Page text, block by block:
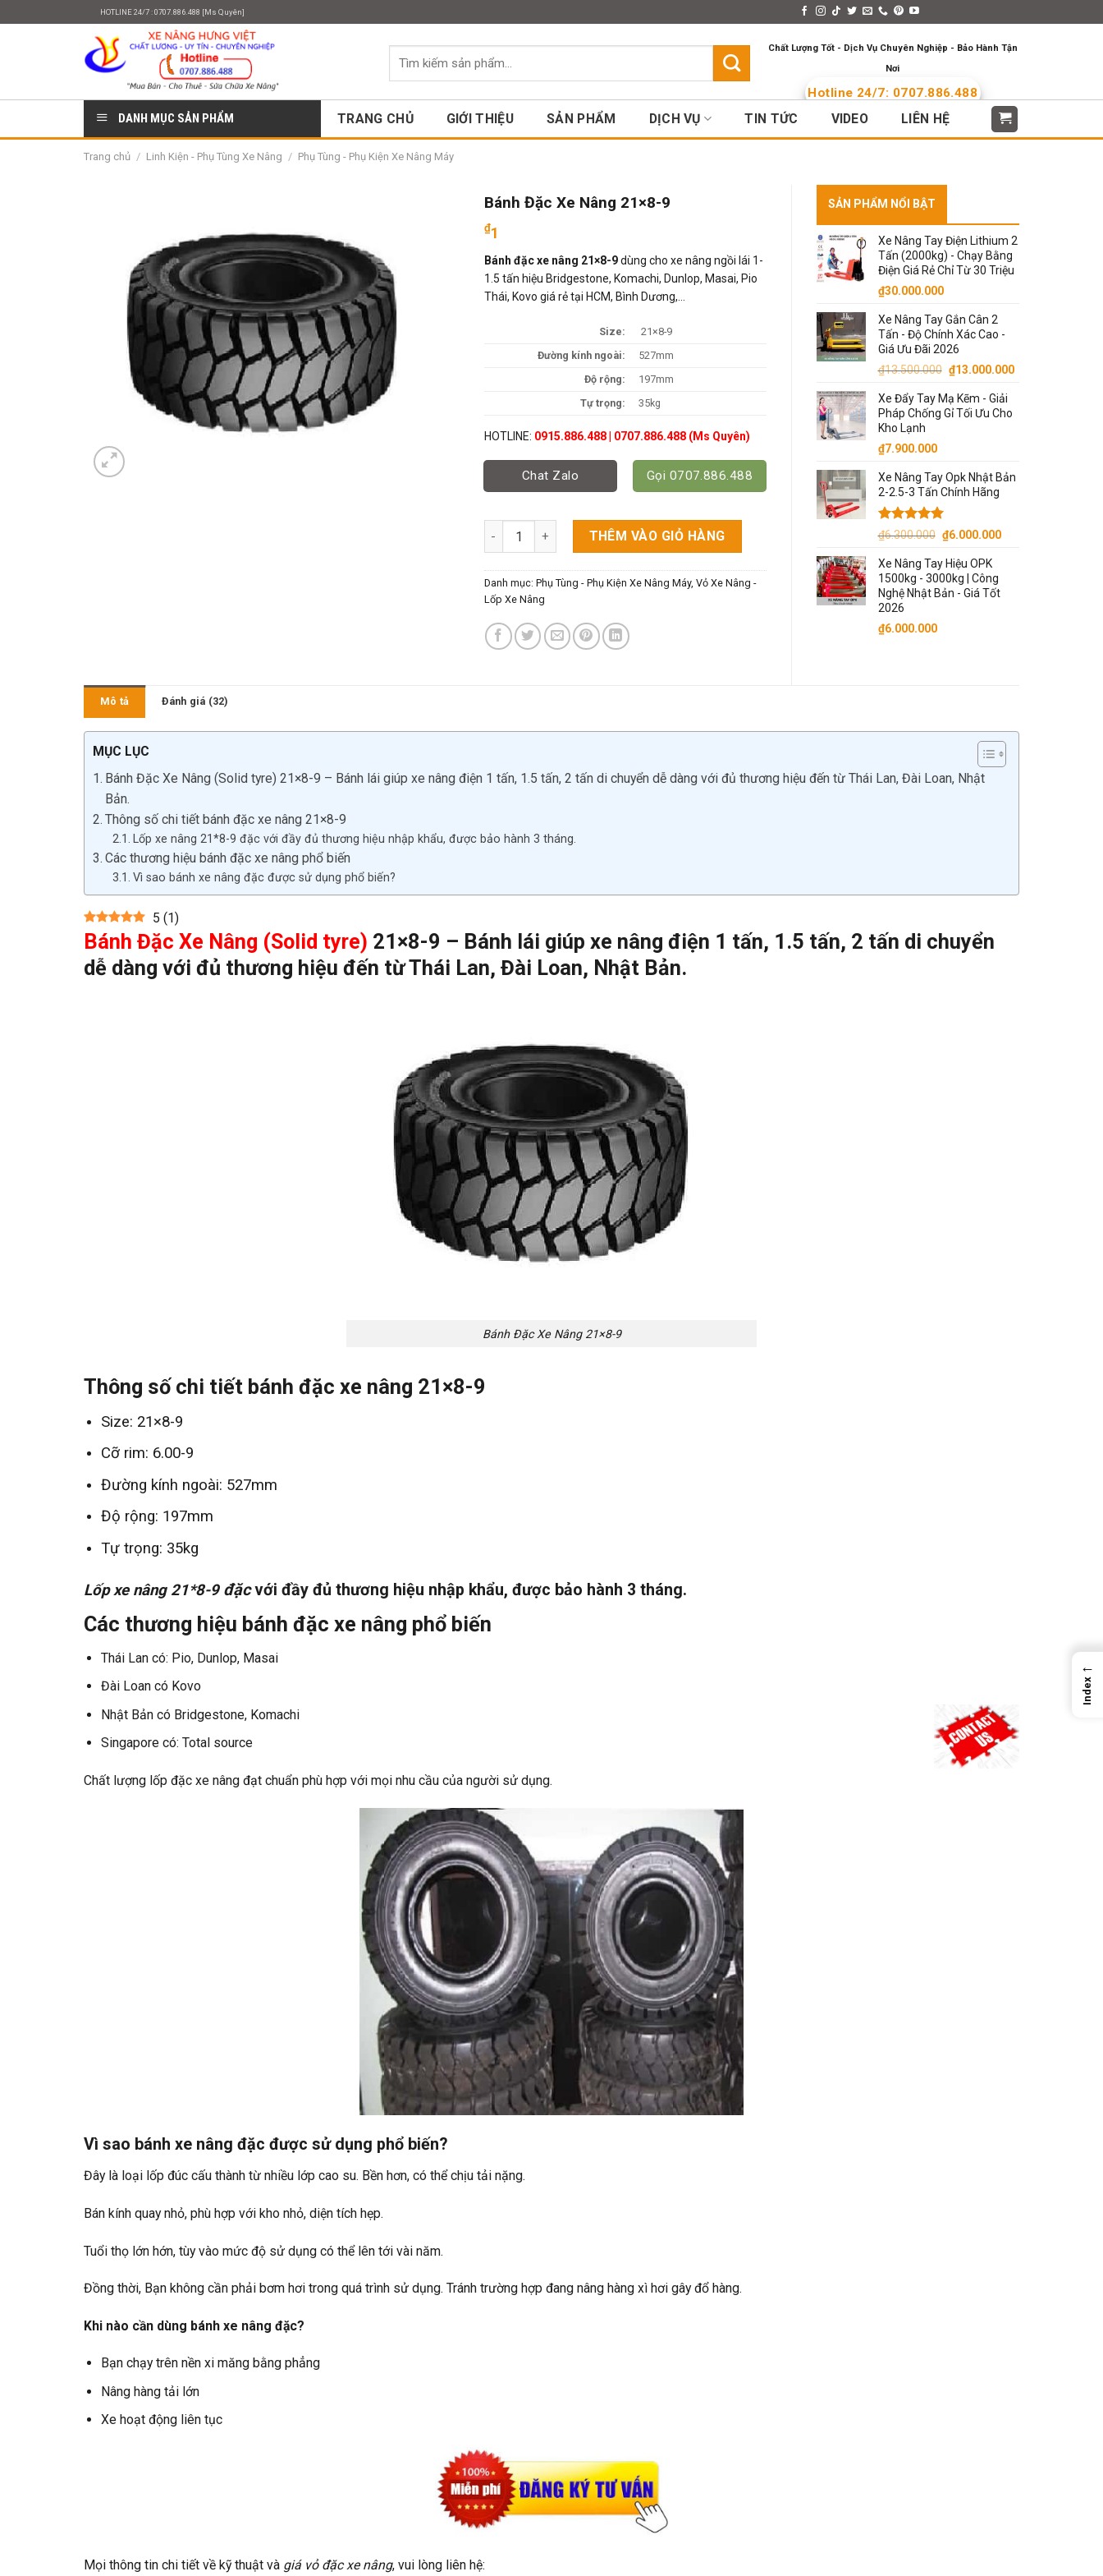
HOTLINE 24/7 : 0707.886.488 [Ms Quyên]
Tìm
Chất Lượng Tốt - Dịch Vụ Chuyên Nghiệp - Bảo Hành Tận
Nơi
Hotline 24/7: 0707.886.488
DANH MỤC SẢN PHẨM
TRANG CHỦ GIỚI THIỆU SẢN PHẨM DỊCH VỤ TIN TỨC VIDEO LIÊN HỆ
Trang chủ / Linh Kiện - Phụ Tùng Xe Nâng / Phụ Tùng - Phụ Kiện Xe Nâng Máy
Bánh Đặc Xe Nâng 21×8-9
₫1
Bánh đặc xe nâng 21×8-9dùng cho xe nâng ngồi lái 1-
1.5 tấn hiệu Bridgestone, Komachi, Dunlop, Masai, Pio
Thái, Kovo giá rẻ tại HCM, Bình Dương,…
Size:
21×8-9
Đường kính ngoài:
527mm
Độ rộng:
197mm
Tự trọng:
35kg
HOTLINE: 0915.886.488 | 0707.886.488 (Ms Quyên)
Chat Zalo Gọi 0707.886.488
Bánh Đặc Xe Nâng 21x8-9 số lượng
THÊM VÀO GIỎ HÀNG
Danh mục: Phụ Tùng - Phụ Kiện Xe Nâng Máy, Vỏ Xe Nâng -
Lốp Xe Nâng
SẢN PHẨM NỔI BẬT
Xe Nâng Tay Điện Lithium 2
Tấn (2000kg) - Chạy Bằng
Điện Giá Rẻ Chỉ Từ 30 Triệu
₫30.000.000
Xe Nâng Tay Gắn Cân 2
Tấn - Độ Chính Xác Cao -
Giá Ưu Đãi 2026
₫13.500.000 Giá
là:
₫13.500.000.
₫13.000.000Giá
Xe Đẩy Tay Mạ Kẽm - Giải
Pháp Chống Gỉ Tối Ưu Cho
Kho Lạnh
₫7.900.000
Xe Nâng Tay Opk Nhật Bản
2-2.5-3 Tấn Chính Hãng
Được xếp
5 sao
₫6.300.000 Giá
là:
₫6.300.000.
₫6.000.000Giá
₫6.000.000.
Xe Nâng Tay Hiệu OPK
1500kg - 3000kg | Công
Nghệ Nhật Bản - Giá Tốt
2026
₫6.000.000
Mô tả Đánh giá (32)
MỤC LỤC
Bánh Đặc Xe Nâng (Solid tyre) 21×8-9 – Bánh lái giúp xe nâng điện 1 tấn, 1.5 tấn, 2 tấn di chuyển dễ dàng với đủ thương hiệu đến từ Thái Lan, Đài Loan, Nhật
Bản.
Thông số chi tiết bánh đặc xe nâng 21×8-9
Lốp xe nâng 21*8-9 đặc với đầy đủ thương hiệu nhập khẩu, được bảo hành 3 tháng.
Các thương hiệu bánh đặc xe nâng phổ biến
Vì sao bánh xe nâng đặc được sử dụng phổ biến?
5 (1)
Bánh Đặc Xe Nâng (Solid tyre) 21×8-9 – Bánh lái giúp xe nâng điện 1 tấn, 1.5 tấn, 2 tấn di chuyển
dễ dàng với đủ thương hiệu đến từ Thái Lan, Đài Loan, Nhật Bản.
Bánh Đặc Xe Nâng 21×8-9
Thông số chi tiết bánh đặc xe nâng 21×8-9
Size: 21×8-9
Cỡ rim: 6.00-9
Đường kính ngoài: 527mm
Độ rộng: 197mm
Tự trọng: 35kg
Lốp xe nâng21*8-9đặcvới đầy đủ thương hiệu nhập khẩu, được bảo hành 3 tháng.
Các thương hiệu bánh đặc xe nâng phổ biến
Thái Lan có: Pio, Dunlop, Masai
Đài Loan có Kovo
Nhật Bản có Bridgestone, Komachi
Singapore có: Total source
Chất lượng lốp đặc xe nâng đạt chuẩn phù hợp với mọi nhu cầu của người sử dụng.
Vì sao bánh xe nâng đặc được sử dụng phổ biến?
Đây là loại lốp đúc cấu thành từ nhiều lớp cao su. Bền hơn, có thể chịu tải nặng.
Bán kính quay nhỏ, phù hợp với kho nhỏ, diện tích hẹp.
Tuổi thọ lớn hớn, tùy vào mức độ sử dụng có thể lên tới vài năm.
Đồng thời, Bạn không cần phải bơm hơi trong quá trình sử dụng. Tránh trường hợp đang nâng hàng xì hơi gây đổ hàng.
Khi nào cần dùng bánh xe nâng đặc?
Bạn chạy trên nền xi măng bằng phẳng
Nâng hàng tải lớn
Xe hoạt động liên tục
Mọi thông tin chi tiết về kỹ thuật và giá vỏ đặc xe nâng, vui lòng liên hệ:
←
Index